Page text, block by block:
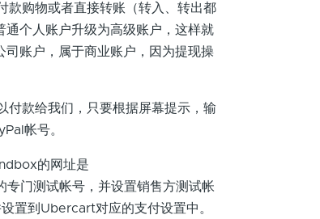
购物或者直接转账（转入、转出都
个人账户升级为高级账户，这样就
司账户，属于商业账户，因为提现操
款给我们，只要根据屏幕提示，输
帐号。
的网址是
专门测试帐号，并设置销售方测试帐
置到Ubercart对应的支付设置中。